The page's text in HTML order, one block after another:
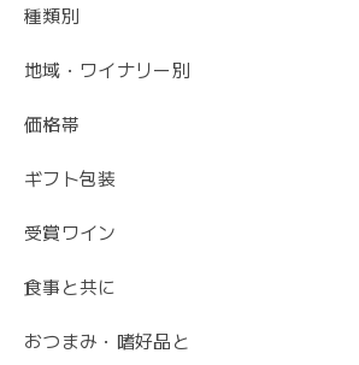
種類別
地域・ワイナリー別
価格帯
ギフト包装
受賞ワイン
食事と共に
おつまみ・嗜好品と